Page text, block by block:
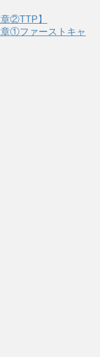
②TTP】
①ファーストキャ